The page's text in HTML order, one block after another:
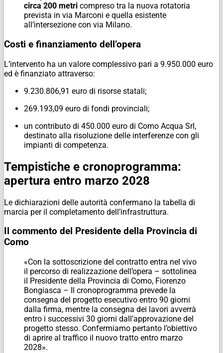
circa 200 metri compreso tra la nuova rotatoria
prevista in via Marconi e quella esistente
all’intersezione con via Milano.
Costi e finanziamento dell’opera
L’intervento ha un valore complessivo pari a 9.950.000 euro
ed è finanziato attraverso:
9.230.806,91 euro di risorse statali;
269.193,09 euro di fondi provinciali;
un contributo di 450.000 euro di Como Acqua Srl,
destinato alla risoluzione delle interferenze con gli
impianti di competenza.
Tempistiche e cronoprogramma:
apertura entro marzo 2028
Le dichiarazioni delle autorità confermano la tabella di
marcia per il completamento dell’infrastruttura.
Il commento del Presidente della Provincia di
Como
«Con la sottoscrizione del contratto entra nel vivo
il percorso di realizzazione dell’opera – sottolinea
il Presidente della Provincia di Como, Fiorenzo
Bongiasca – Il cronoprogramma prevede la
consegna del progetto esecutivo entro 90 giorni
dalla firma, mentre la consegna dei lavori avverrà
entro i successivi 30 giorni dall’approvazione del
progetto stesso. Confermiamo pertanto l’obiettivo
di aprire al traffico il nuovo tratto entro marzo
2028».